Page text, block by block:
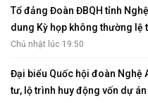
Tổ đảng Đoàn ĐBQH tỉnh
dung Kỳ họp không thường lệ
Chủ nhật lúc 19:50
Đại biểu Quốc hội đoàn Nghệ
tư, lộ trình huy động vốn dự